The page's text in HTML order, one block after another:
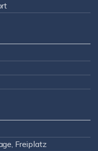
Freiplatz